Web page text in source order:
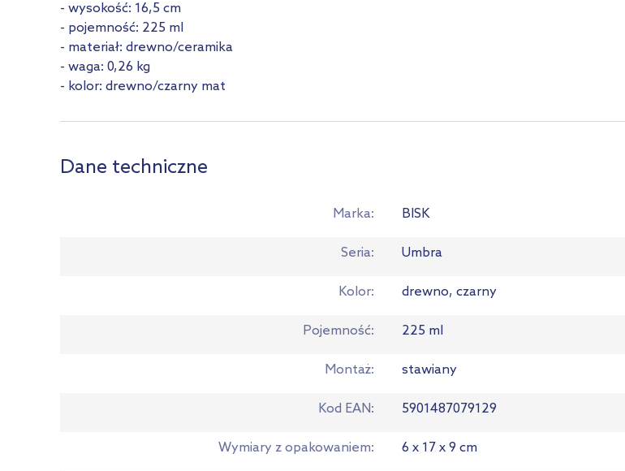
- wysokość: 16,5 cm
- pojemność: 225 ml
- materiał: drewno/ceramika
- waga: 0,26 kg
- kolor: drewno/czarny mat
Dane techniczne
Marka BISK
Seria Umbra
Kolor drewno, czarny
Pojemność 225 ml
Montaż stawiany
Kod EAN 5901487079129
Wymiary z opakowaniem 6 x 17 x 9 cm